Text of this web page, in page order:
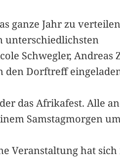
ganze Jahr zu
unterschiedlichsten
Schwegler, Andreas
den Dorftreff
das Afrikafest. Alle
Samstagmorgen
Veranstaltung hat